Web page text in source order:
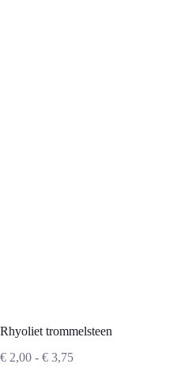
Rhyoliet trommelsteen
€ 2,00 - € 3,75Prijsklasse: